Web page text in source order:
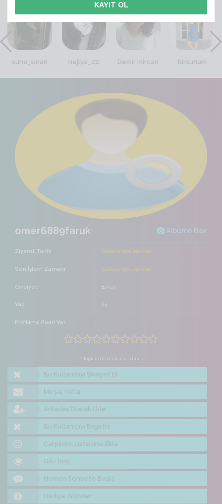
suna_sinan nejlya_22 Demir mircan birsunum
omer6889faruk Albüme Bak
Ziyaret Tarihi Sadece üyelere özel
Son İşlem Zamanı Sadece üyelere özel
Cinsiyeti Erkek
Yaş 24
Profilime Puan Ver
/ Toplam defa puan verilmiş
Bu Kullanıcıyı Şikayet Et
Mesaj Yolla
Arkadaş Olarak Ekle
Bu Kullanıcıyı Engelle
Çarpıldım Listesine Ekle
Göz Kırp
Hemen Sohbete Başla
Hediye Gönder